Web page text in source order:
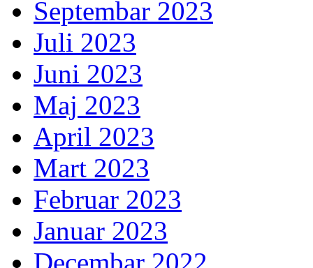
Septembar 2023
Juli 2023
Juni 2023
Maj 2023
April 2023
Mart 2023
Februar 2023
Januar 2023